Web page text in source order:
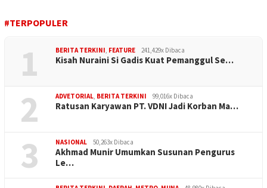
#TERPOPULER
1 BERITA TERKINI, FEATURE 241,429x Dibaca
Kisah Nuraini Si Gadis Kuat Pemanggul Se…
2 ADVETORIAL, BERITA TERKINI 99,016x Dibaca
Ratusan Karyawan PT. VDNI Jadi Korban Ma…
3 NASIONAL 50,263x Dibaca
Akhmad Munir Umumkan Susunan Pengurus
Le…